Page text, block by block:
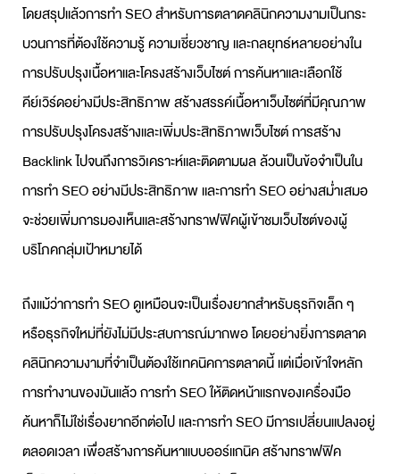
โดยสรุปแล้วการทำ SEO สำหรับการตลาดคลินิกความงามเป็นกระ
บวนการที่ต้องใช้ความรู้ ความเชี่ยวชาญ และกลยุทธ์หลายอย่างใน
การปรับปรุงเนื้อหาและโครงสร้างเว็บไซต์ การค้นหาและเลือกใช้
คีย์เวิร์ดอย่างมีประสิทธิภาพ สร้างสรรค์เนื้อหาเว็บไซต์ที่มีคุณภาพ
การปรับปรุงโครงสร้างและเพิ่มประสิทธิภาพเว็บไซต์ การสร้าง
Backlink ไปจนถึงการวิเคราะห์และติดตามผล ล้วนเป็นข้อจำเป็นใน
การทำ SEO อย่างมีประสิทธิภาพ และการทำ SEO อย่างสม่ำเสมอ
จะช่วยเพิ่มการมองเห็นและสร้างทราฟฟิคผู้เข้าชมเว็บไซต์ของผู้
บริโภคกลุ่มเป้าหมายได้
ถึงแม้ว่าการทำ SEO ดูเหมือนจะเป็นเรื่องยากสำหรับธุรกิจเล็ก ๆ
หรือธุรกิจใหม่ที่ยังไม่มีประสบการณ์มากพอ โดยอย่างยิ่งการตลาด
คลินิกความงามที่จำเป็นต้องใช้เทคนิคการตลาดนี้ แต่เมื่อเข้าใจหลัก
การทำงานของมันแล้ว การทำ SEO ให้ติดหน้าแรกของเครื่องมือ
ค้นหาก็ไม่ใช่เรื่องยากอีกต่อไป และการทำ SEO มีการเปลี่ยนแปลงอยู่
ตลอดเวลา เพื่อสร้างการค้นหาแบบออร์แกนิค สร้างทราฟฟิค